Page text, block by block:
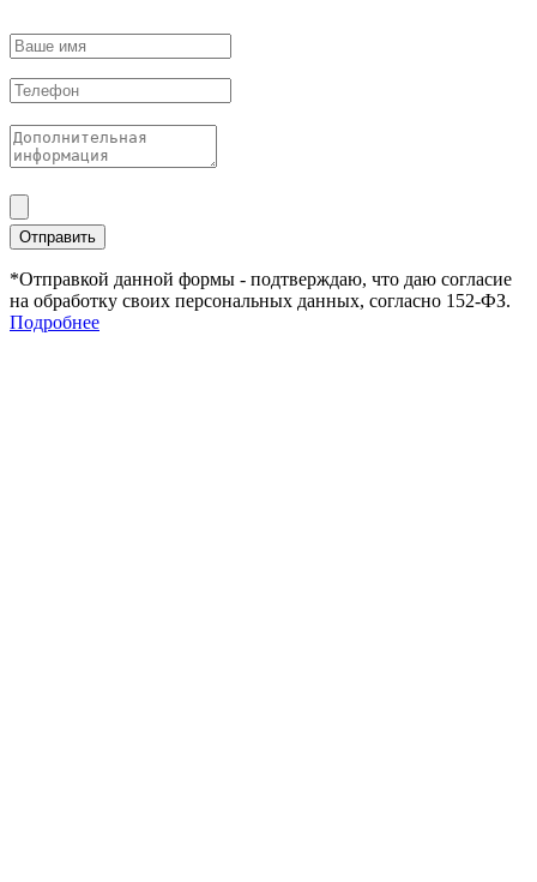
Отправить
*Отправкой данной формы - подтверждаю, что даю согласие
на обработку своих персональных данных, согласно 152-ФЗ.
Подробнее